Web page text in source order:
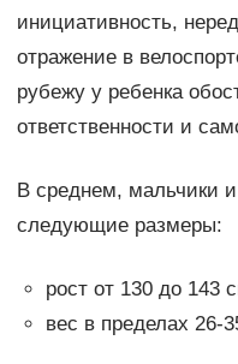
инициативность,
отражение в
рубежу у ребенка
ответственности и
В среднем, мальчики
следующие размеры:
рост от 130 до 143
вес в пределах 26-